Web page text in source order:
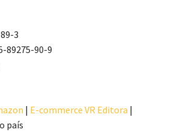
3
89275-90-9
| E-commerce VR Editora |
país